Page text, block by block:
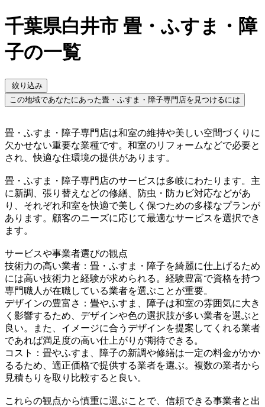
千葉県白井市 畳・ふすま・障
子の一覧
絞り込み
この地域であなたにあった畳・ふすま・障子専門店を見つけるには
畳・ふすま・障子専門店は和室の維持や美しい空間づくりに
欠かせない重要な業種です。和室のリフォームなどで必要と
され、快適な住環境の提供があります。
畳・ふすま・障子専門店のサービスは多岐にわたります。主
に新調、張り替えなどの修繕、防虫・防カビ対応などがあ
り、それぞれ和室を快適で美しく保つための多様なプランが
あります。顧客のニーズに応じて最適なサービスを選択でき
ます。
サービスや事業者選びの観点
技術力の高い業者：畳・ふすま・障子を綺麗に仕上げるため
には高い技術力と経験が求められる。経験豊富で資格を持つ
専門職人が在職している業者を選ぶことが重要。
デザインの豊富さ：畳やふすま、障子は和室の雰囲気に大き
く影響するため、デザインや色の選択肢が多い業者を選ぶと
良い。また、イメージに合うデザインを提案してくれる業者
であれば満足度の高い仕上がりが期待できる。
コスト：畳やふすま、障子の新調や修繕は一定の料金がかか
るるため、適正価格で提供する業者を選ぶ。複数の業者から
見積もりを取り比較すると良い。
これらの観点から慎重に選ぶことで、信頼できる事業者と出